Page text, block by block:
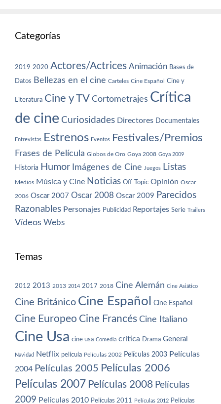
Categorías
2019 2020 Actores/Actrices Animación Bases de
Datos Bellezas en el cine Carteles Cine Español Cine y
Literatura Cine y TV Cortometrajes Crítica
de cine Curiosidades Directores Documentales
Entrevistas Estrenos Eventos Festivales/Premios
Frases de Película Globos de Oro Goya 2008 Goya 2009
Historia Humor Imágenes de Cine Juegos Listas
Medios Música y Cine Noticias Off-Topic Opinión Oscar
2006 Oscar 2007 Oscar 2008 Oscar 2009 Parecidos
Razonables Personajes Publicidad Reportajes Serie Trailers
Vídeos Webs
Temas
2012 2013 2013 2014 2017 2018 Cine Alemán Cine Asiático
Cine Británico Cine Español Cine Español
Cine Europeo Cine Francés Cine Italiano
Cine Usa cine usa Comedia crítica Drama General
Navidad Netflix película Películas 2002 Películas 2003 Películas
2004 Películas 2005 Películas 2006
Películas 2007 Películas 2008 Películas
2009 Películas 2010 Películas 2011 Películas 2012 Películas